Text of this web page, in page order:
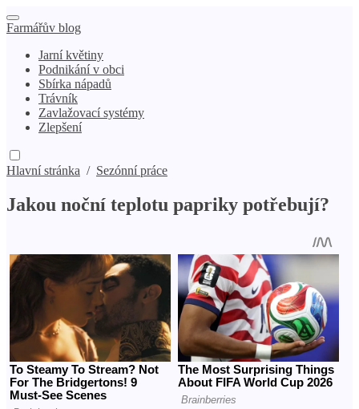
Farmářův blog
Jarní květiny
Podnikání v obci
Sbírka nápadů
Trávník
Zavlažovací systémy
Zlepšení
Hlavní stránka / Sezónní práce
Jakou noční teplotu papriky potřebují?